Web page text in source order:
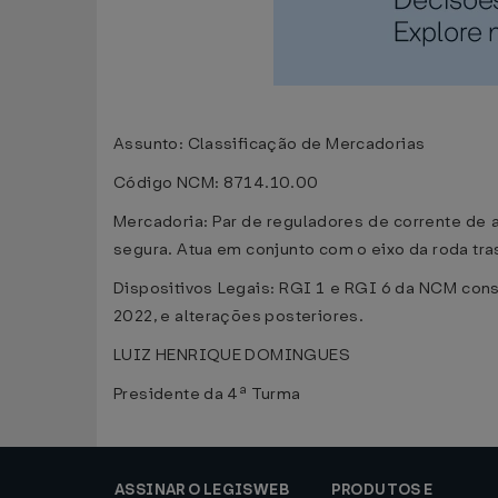
Assunto: Classificação de Mercadorias
Código NCM: 8714.10.00
Mercadoria: Par de reguladores de corrente
segura. Atua em conjunto com o eixo da roda
Dispositivos Legais: RGI 1 e RGI 6 da NCM
2022, e alterações posteriores.
LUIZ HENRIQUE DOMINGUES
Presidente da 4ª Turma
ASSINAR O LEGISWEB PRODUTOS E